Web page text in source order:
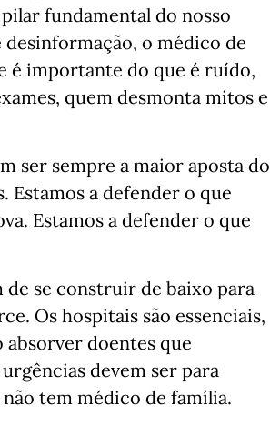
fundamental do nosso
o médico de
é importante do que é ruído,
quem desmonta mitos e
ser sempre a maior aposta do
Estamos a defender o que
Estamos a defender o que
de se construir de baixo para
Os hospitais são essenciais,
absorver doentes que
devem ser para
tem médico de família.